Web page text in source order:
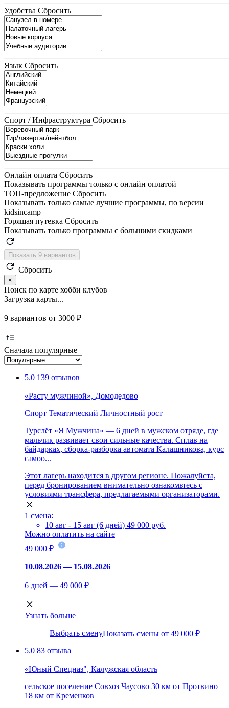
Удобства Сбросить
Язык Сбросить
Спорт / Инфраструктура Сбросить
Онлайн оплата Сбросить
Показывать программы только с онлайн оплатой
ТОП-предложение Сбросить
Показывать только самые лучшие программы, по версии
kidsincamp
Горящая путевка Сбросить
Показывать только программы с большими скидками
Показать 9 вариантов
Сбросить
×
Поиск по карте хобби клубов
Загрузка карты...
9 вариантов от 3000 ₽
Сначала популярные
5.0 139 отзывов
«Расту мужчиной», Домодедово
Спорт Тематический Личностный рост
Турслёт «Я Мужчина» — 6 дней в мужском отряде, где
мальчик развивает свои сильные качества. Сплав на
байдарках, сборка-разборка автомата Калашникова, курс
самоо...
Этот лагерь находится в другом регионе. Пожалуйста,
перед бронированием внимательно ознакомьтесь с
условиями трансфера, предлагаемыми организаторами.
1 смена:
10 авг - 15 авг (6 дней) 49 000 руб.
Можно оплатить на сайте
49 000 ₽
10.08.2026 — 15.08.2026
6 дней — 49 000 ₽
Узнать больше
Выбрать сменуПоказать смены от 49 000 ₽
5.0 83 отзыва
«Юный Спецназ", Калужская область
сельское поселение Совхоз Чаусово 30 км от Протвино
18 км от Кременков